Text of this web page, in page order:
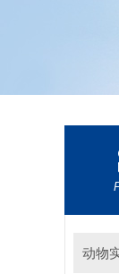
动物